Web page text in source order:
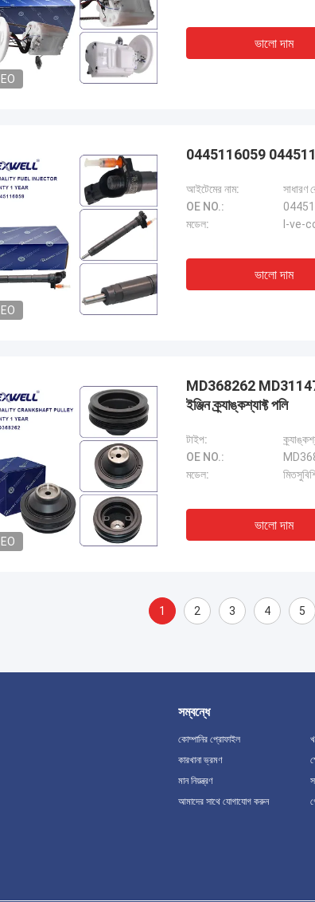
ভালো দাম
0445116059
আইটেমের নাম:
সাধারণ
OE NO.:
মডেল:
I-ve-
ভালো দাম
MD368262
ইঞ্জিন ক্র্যাঙ্কশ্যাফ্ট পলি
টাইপ:
OE NO.:
মডেল:
ভালো দাম
1 2 3 4 5
সম্বন্ধে
কোম্পানির প্রোফাইল
কারখানা ভ্রমণ
মান নিয়ন্ত্রণ
আমাদের সাথে যোগাযোগ করুন